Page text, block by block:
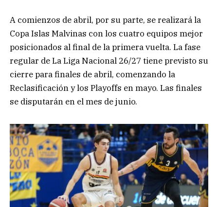
A comienzos de abril, por su parte, se realizará la
Copa Islas Malvinas con los cuatro equipos mejor
posicionados al final de la primera vuelta. La fase
regular de La Liga Nacional 26/27 tiene previsto su
cierre para finales de abril, comenzando la
Reclasificación y los Playoffs en mayo. Las finales
se disputarán en el mes de junio.